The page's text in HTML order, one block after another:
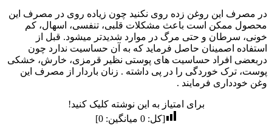
در مصرف این روغن زده روی نکنید چون زیاده روی در مصرف این
محصول ممکن است باعث مشکلات قلبی، تنفسی، اسهال، کم
خونی، سرطان و حتی مرگ در موارد شدیدتر میشود. قبل از
استفاده اصمینان حاصل فرماید که به آن حساسیت ندارد چون
دربعضی افراد حساسیت های پوستی نظیر قرمزی، خارش، خشکی
پوست، ترک خوردگی را در پی داشته . زنان باردار از مصرف این
وغن خودداری فرمایند .
برای امتیاز به این نوشته کلیک کنید!
[کل:0 میانگین:0
]